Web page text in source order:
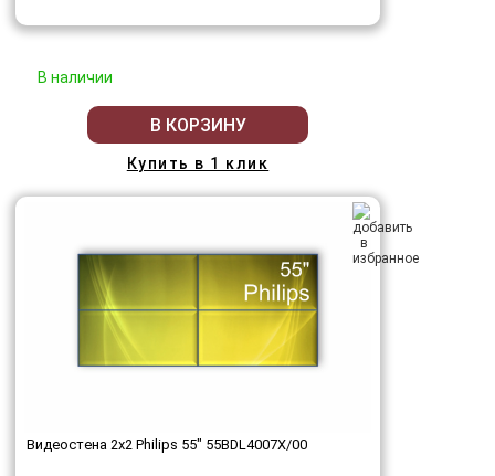
В наличии
В КОРЗИНУ
Купить в 1 клик
Видеостена 2x2 Philips 55" 55BDL4007X/00